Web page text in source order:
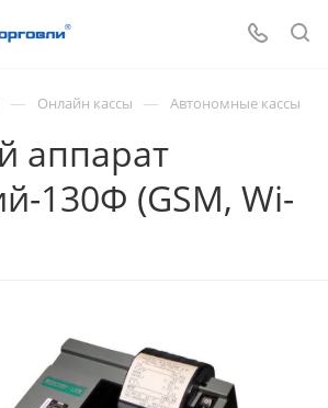
— Онлайн кассы — Автономные кассы
аппарат
130Ф (GSM, Wi-